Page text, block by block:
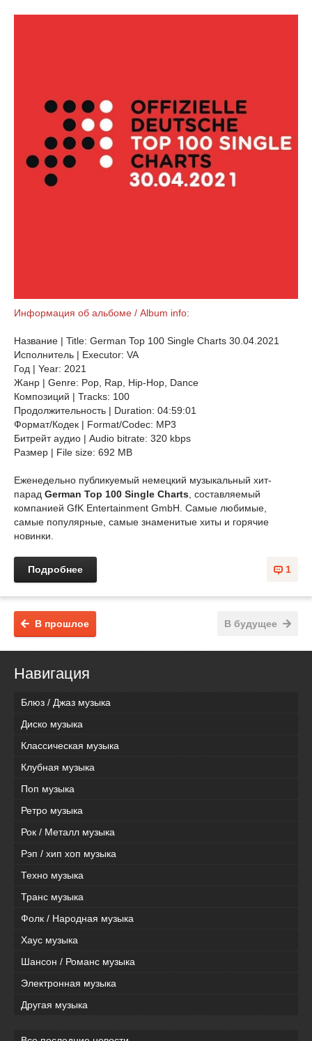
Информация об альбоме / Album info:
Название | Title: German Top 100 Single Charts 30.04.2021
Исполнитель | Executor: VA
Год | Year: 2021
Жанр | Genre: Pop, Rap, Hip-Hop, Dance
Композиций | Tracks: 100
Продолжительность | Duration: 04:59:01
Формат/Кодек | Format/Codec: MP3
Битрейт аудио | Audio bitrate: 320 kbps
Размер | File size: 692 MB
Еженедельно публикуемый немецкий музыкальный хит-
парад German Top 100 Single Charts , составляемый
компанией GfK Entertainment GmbH. Самые любимые,
самые популярные, самые знаменитые хиты и горячие
новинки.
1
Подробнее
В будущее
В прошлое
Навигация
Блюз / Джаз музыка
Диско музыка
Классическая музыка
Клубная музыка
Поп музыка
Ретро музыка
Рок / Металл музыка
Рэп / хип хоп музыка
Техно музыка
Транс музыка
Фолк / Народная музыка
Хаус музыка
Шансон / Романс музыка
Электронная музыка
Другая музыка